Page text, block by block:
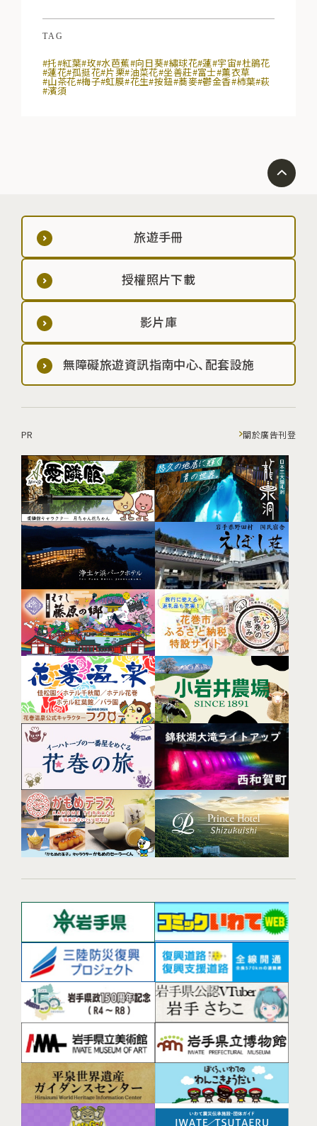
TAG
#托#紅葉#玫#水芭蕉#向日葵#繡球花#蓮#宇宙#杜鵑花
#蓮花#孤挺花#片栗#油菜花#坐善莊#富士#薰衣草
#山茶花#梅子#虹膜#花生#按鈕#蕎麥#鬱金香#柿葉#萩
#濱須
旅遊手冊
授權照片下載
影片庫
無障礙旅遊資訊指南中心、配套設施
PR 關於廣告刊登